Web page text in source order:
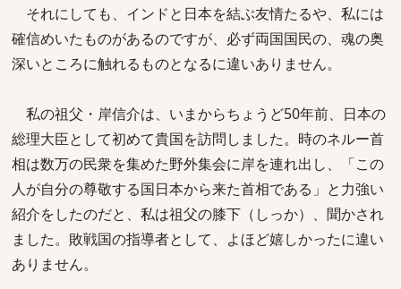
それにしても、インドと日本を結ぶ友情たるや、私には
確信めいたものがあるのですが、必ず両国国民の、魂の奥
深いところに触れるものとなるに違いありません。
私の祖父・岸信介は、いまからちょうど50年前、日本の
総理大臣として初めて貴国を訪問しました。時のネルー首
相は数万の民衆を集めた野外集会に岸を連れ出し、「この
人が自分の尊敬する国日本から来た首相である」と力強い
紹介をしたのだと、私は祖父の膝下（しっか）、聞かされ
ました。敗戦国の指導者として、よほど嬉しかったに違い
ありません。